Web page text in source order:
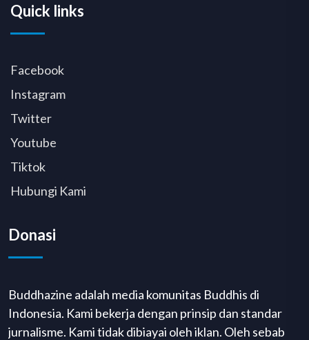
Quick links
Facebook
Instagram
Twitter
Youtube
Tiktok
Hubungi Kami
Donasi
Buddhazine adalah media komunitas Buddhis di
Indonesia. Kami bekerja dengan prinsip dan standar
jurnalisme. Kami tidak dibiayai oleh iklan. Oleh sebab